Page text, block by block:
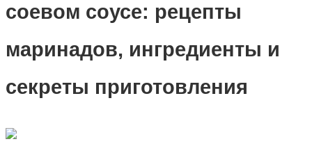
соевом соусе: рецепты
маринадов, ингредиенты и
секреты приготовления